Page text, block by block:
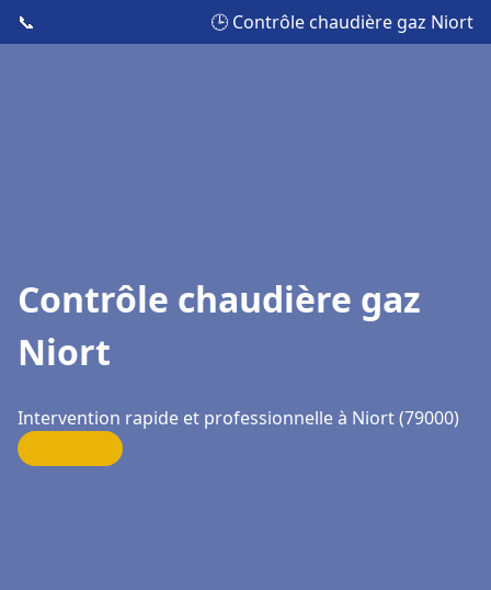
📞 🕒 Contrôle chaudière gaz Niort
Contrôle chaudière gaz
Niort
Intervention rapide et professionnelle à Niort (79000)